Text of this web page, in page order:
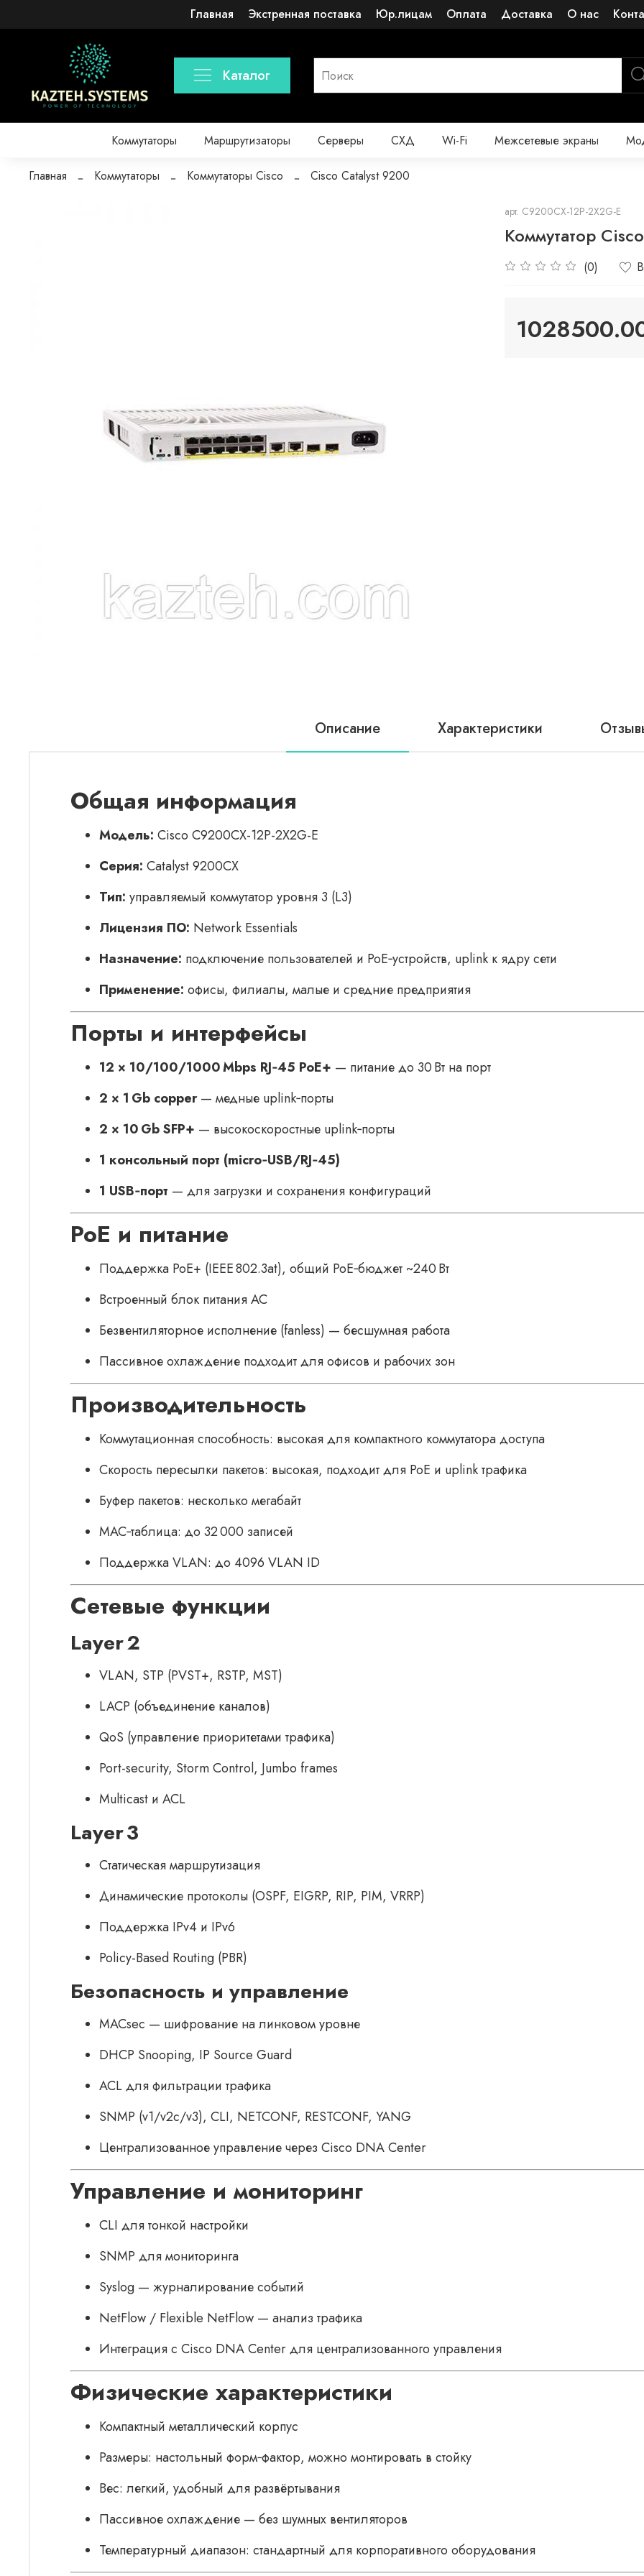
Главная Экстренная поставка Юр.лицам Оплата Доставка О нас
Каталог
Коммутаторы Маршрутизаторы Серверы СХД Wi-Fi Межсетевые экраны
Главная Коммутаторы Коммутаторы Cisco Cisco Catalyst 9200
арт. C9200CX-12P-2X2G-E
Коммутатор
(0)
Описание Характеристики
Общая информация
Модель: Cisco C9200CX-12P-2X2G-E
Серия: Catalyst 9200CX
Тип: управляемый коммутатор уровня 3 (L3)
Лицензия ПО: Network Essentials
Назначение: подключение пользователей и PoE‑устройств, uplink к ядру сети
Применение: офисы, филиалы, малые и средние предприятия
Порты и интерфейсы
12 × 10/100/1000 Mbps RJ‑45 PoE+ — питание до 30 Вт на порт
2 × 1 Gb copper— медные uplink‑порты
2 × 10 Gb SFP+ — высокоскоростные uplink‑порты
1 консольный порт (micro‑USB/RJ‑45)
1 USB‑порт — для загрузки и сохранения конфигураций
PoE и питание
Поддержка PoE+ (IEEE 802.3at), общий PoE‑бюджет ~240 Вт
Встроенный блок питания AC
Безвентиляторное исполнение (fanless) — бесшумная работа
Пасcивное охлаждение подходит для офисов и рабочих зон
Производительность
Коммутационная способность: высокая для компактного коммутатора доступа
Скорость пересылки пакетов: высокая, подходит для PoE и uplink трафика
Буфер пакетов: несколько мегабайт
MAC‑таблица: до 32 000 записей
Поддержка VLAN: до 4096 VLAN ID
Сетевые функции
Layer 2
VLAN, STP (PVST+, RSTP, MST)
LACP (объединение каналов)
QoS (управление приоритетами трафика)
Port-security, Storm Control, Jumbo frames
Multicast и ACL
Layer 3
Статическая маршрутизация
Динамические протоколы (OSPF, EIGRP, RIP, PIM, VRRP)
Поддержка IPv4 и IPv6
Policy-Based Routing (PBR)
Безопасность и управление
MACsec — шифрование на линковом уровне
DHCP Snooping, IP Source Guard
ACL для фильтрации трафика
SNMP (v1/v2c/v3), CLI, NETCONF, RESTCONF, YANG
Централизованное управление через Cisco DNA Center
Управление и мониторинг
CLI для тонкой настройки
SNMP для мониторинга
Syslog — журналирование событий
NetFlow / Flexible NetFlow — анализ трафика
Интеграция с Cisco DNA Center для централизованного управления
Физические характеристики
Компактный металлический корпус
Размеры: настольный форм‑фактор, можно монтировать в стойку
Вес: легкий, удобный для развёртывания
Пасcивное охлаждение — без шумных вентиляторов
Температурный диапазон: стандартный для корпоративного оборудования